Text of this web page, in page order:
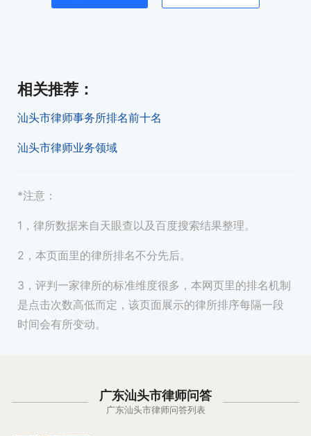
相关推荐 ：
汕头市律师事务所排名前十名
汕头市律师业务领域
*注意：
1，律所数据来自天眼查以及百度搜索结果整理。
2，本页面里的律所排名不分先后。
3，评判一家律所的标准维度很多，本网页里的排名机制
是点击次数高低而定，该页面展示的律所排序每隔一段
时间会有所变动。
广东汕头市律师问答
广东汕头市律师问答列表